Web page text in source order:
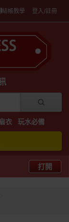
結帳教學 登入/註冊
衣 玩水必備
打開